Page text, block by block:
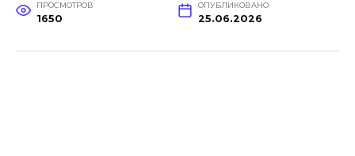
ПРОСМОТРОВ
1650
ОПУБЛИКОВАНО
25.06.2026